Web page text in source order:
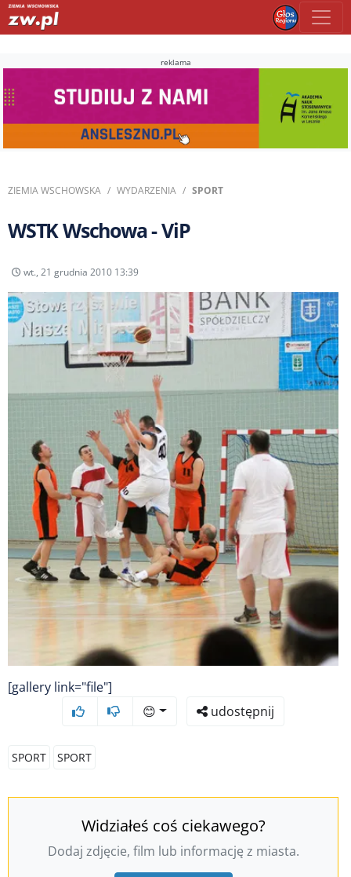
reklama
ZIEMIA WSCHOWSKA WYDARZENIA SPORT
WSTK Wschowa - ViP
wt., 21 grudnia 2010 13:39
[gallery link="file"]
😊
udostępnij
SPORT SPORT
Widziałeś coś ciekawego?
Dodaj zdjęcie, film lub informację z miasta.